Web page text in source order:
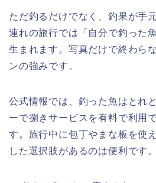
ただ釣るだけでなく、釣果が手
連れの旅行では「自分で釣った
生まれます。写真だけで終わら
ンの強みです。
公式情報では、釣った魚はとれ
ーで捌きサービスを有料で利用
す。旅行中に包丁やまな板を使
した選択肢があるのは便利です。